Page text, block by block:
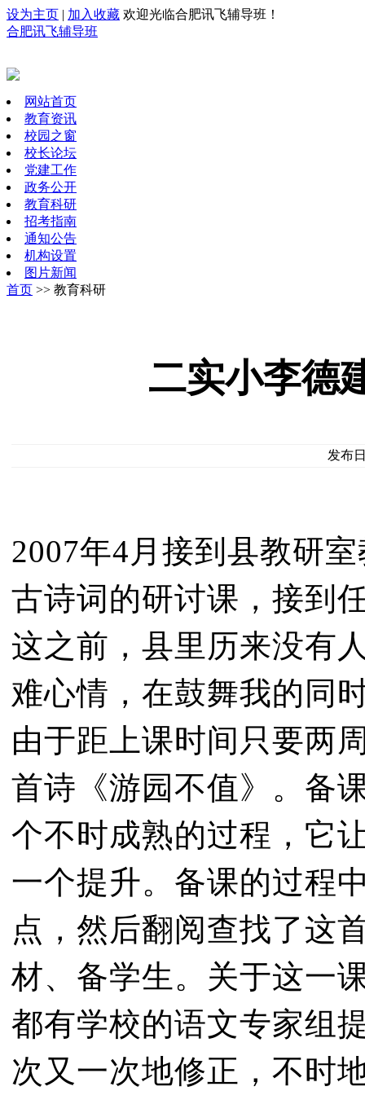
设为主页 | 加入收藏 欢迎光临合肥讯飞辅导班！
合肥讯飞辅导班
网站首页
教育资讯
校园之窗
校长论坛
党建工作
政务公开
教育科研
招考指南
通知公告
机构设置
图片新闻
首页 >> 教育科研
二实小李德
发布
2007年4月接到县教研
古诗词的研讨课，接到
这之前，县里历来没有
难心情，在鼓舞我的同
由于距上课时间只要两
首诗《游园不值》。备
个不时成熟的过程，它
一个提升。备课的过程
点，然后翻阅查找了这
材、备学生。关于这一
都有学校的语文专家组
次又一次地修正，不时